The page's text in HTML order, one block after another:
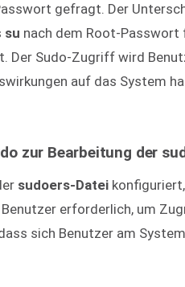
gefragt. Der
su nach dem Root-
Der Sudo-Zugriff wird
auf das System
zur Bearbeitung der
sudoers-Datei
erforderlich, um
sich Benutzer am